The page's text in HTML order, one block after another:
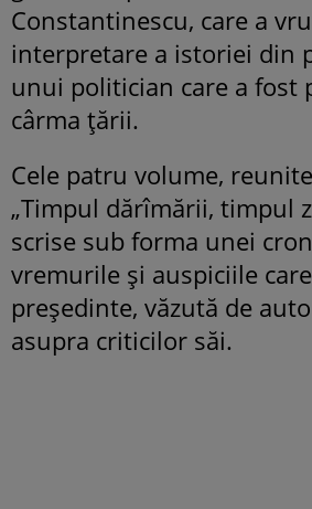
Constantinescu, care a
interpretare a istoriei din
unui politician care a fost
cârma ţării.
Cele patru volume,
„Timpul dărîmării, timpul
scrise sub forma unei
vremurile şi auspiciile
preşedinte, văzută de
asupra criticilor săi.